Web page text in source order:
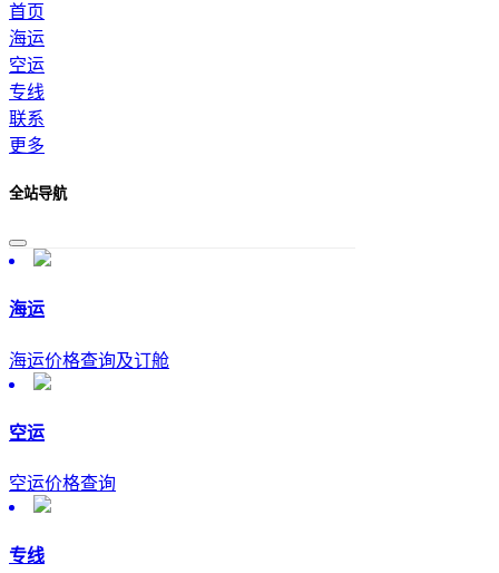
首页
海运
空运
专线
联系
更多
全站导航
海运
海运价格查询及订舱
空运
空运价格查询
专线